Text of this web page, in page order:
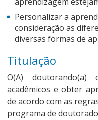
Personalizar a
consideração as
diversas formas de
Titulação
O(A)
acadêmicos e obter
de acordo com as
programa de